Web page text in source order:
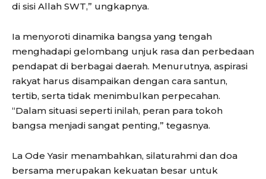
di sisi Allah SWT,” ungkapnya.
Ia menyoroti dinamika bangsa yang tengah
menghadapi gelombang unjuk rasa dan perbedaan
pendapat di berbagai daerah. Menurutnya, aspirasi
rakyat harus disampaikan dengan cara santun,
tertib, serta tidak menimbulkan perpecahan.
“Dalam situasi seperti inilah, peran para tokoh
bangsa menjadi sangat penting,” tegasnya.
La Ode Yasir menambahkan, silaturahmi dan doa
bersama merupakan kekuatan besar untuk